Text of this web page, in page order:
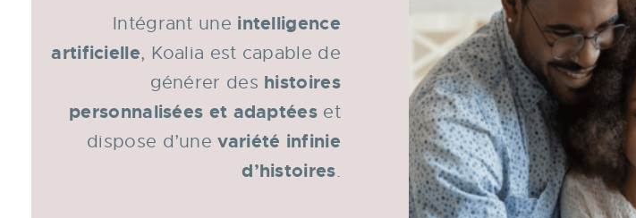
Intégrant une intelligence
artificielle, Koalia est capable de
générer des histoires
personnalisées et adaptées et
dispose d’une variété infinie
d’histoires.